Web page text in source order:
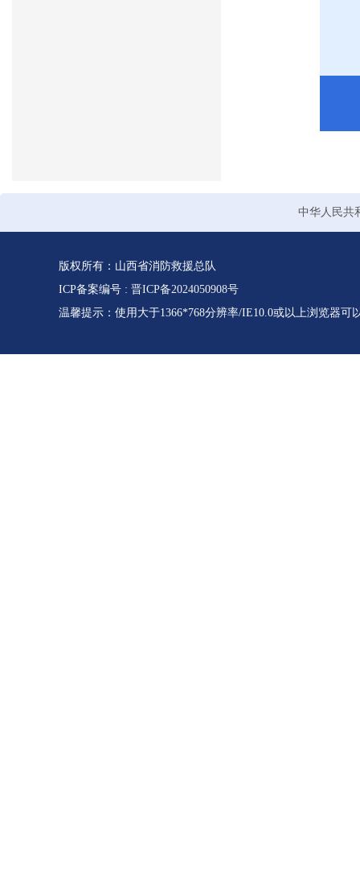
中华人民共
版权所有：山西省消防救援总队
ICP备案编号 : 晋ICP备2024050908号
温馨提示：使用大于1366*768分辨率/IE10.0或以上浏览器可